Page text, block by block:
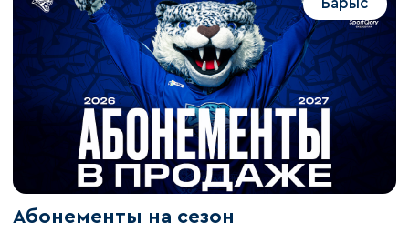
Барыс
Абонементы на сезон